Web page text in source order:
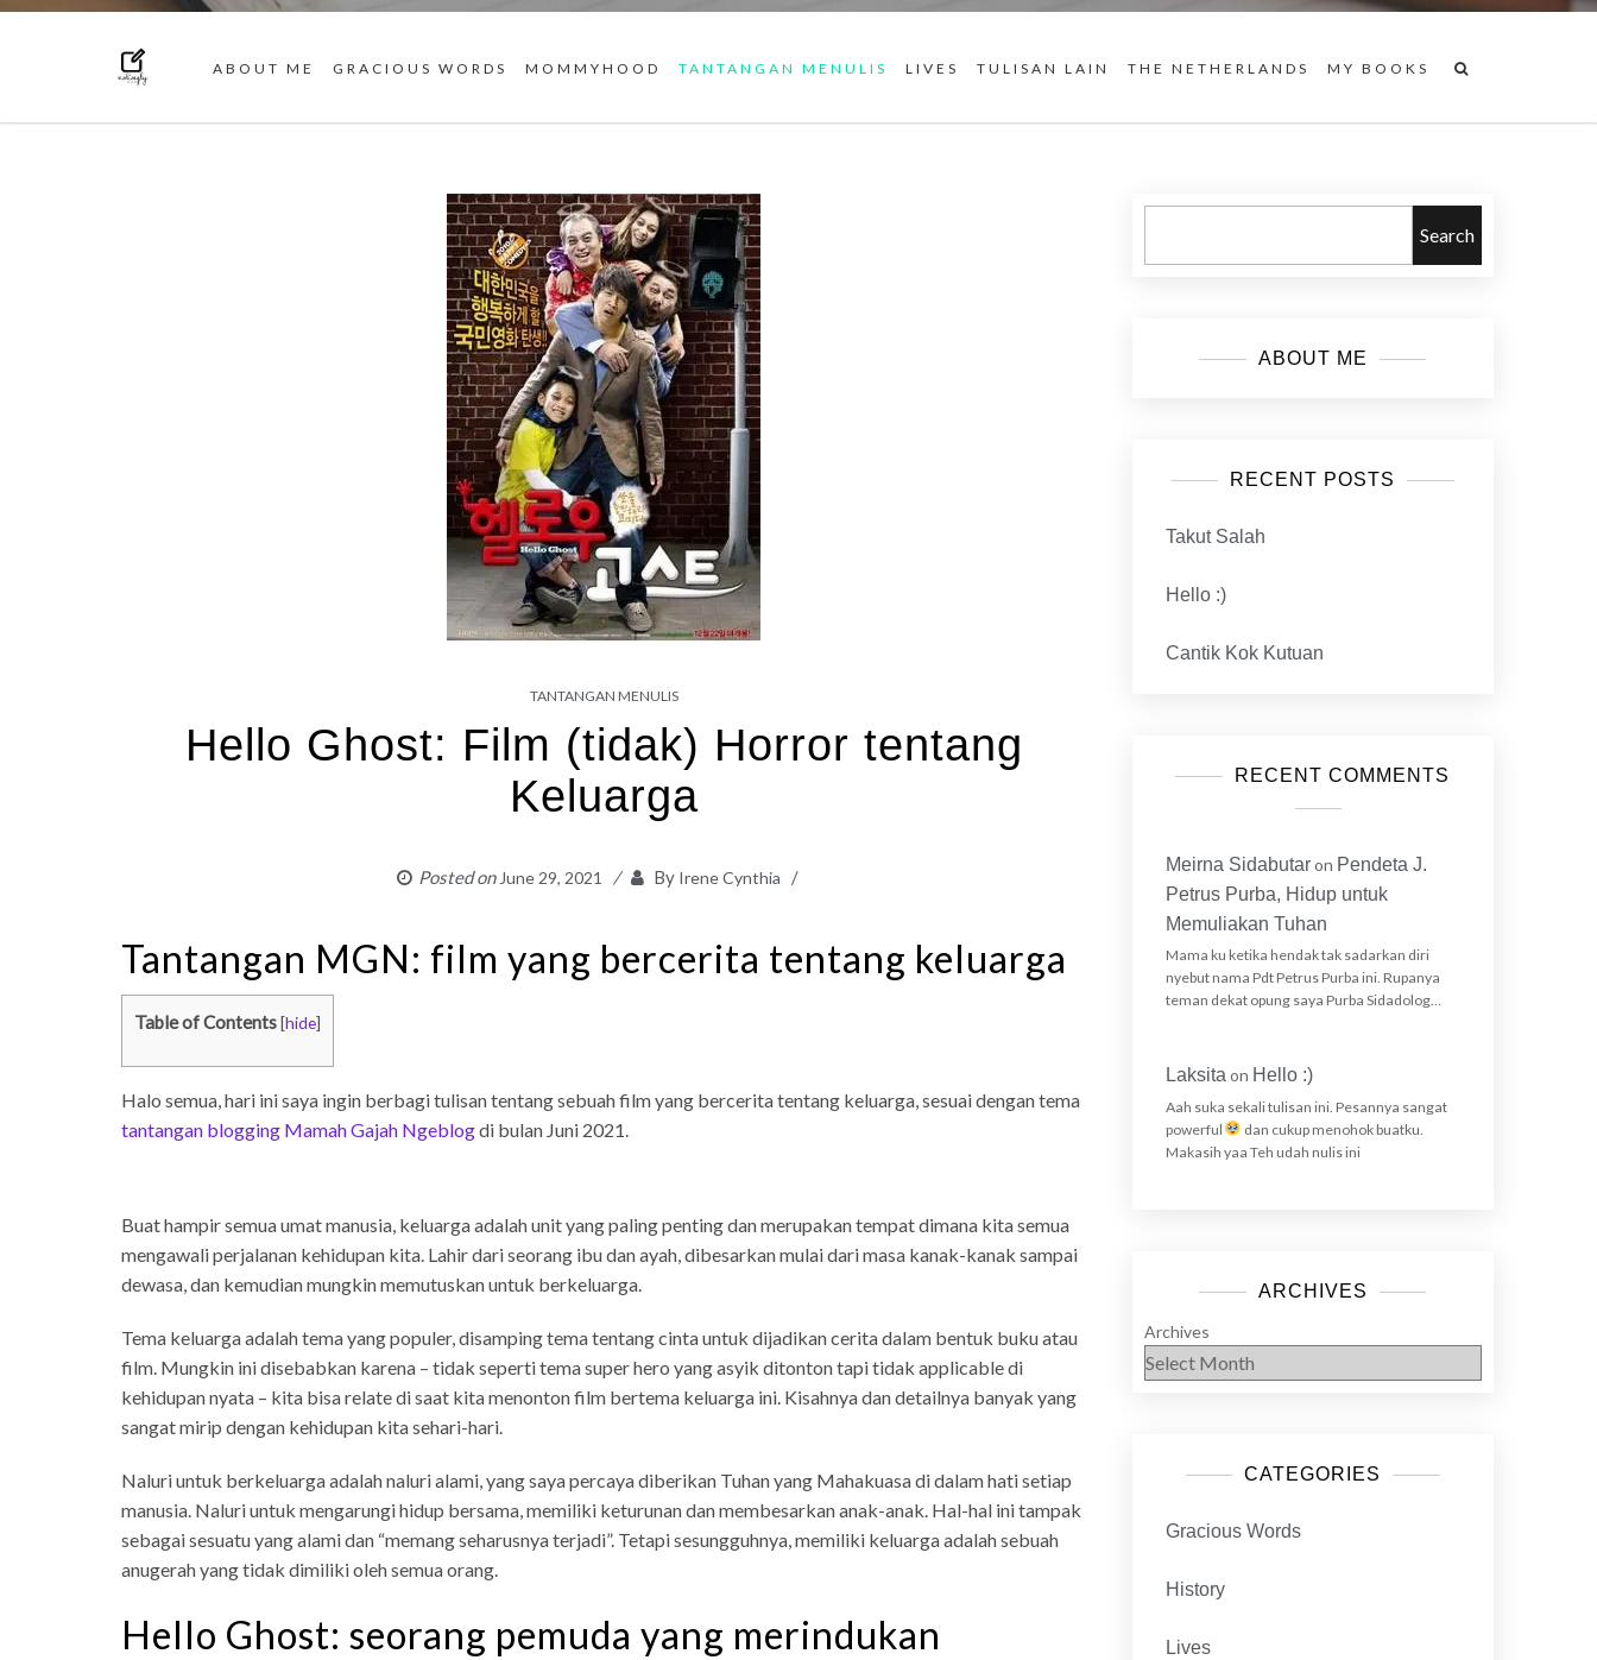
ABOUT ME GRACIOUS WORDS MOMMYHOOD TANTANGAN MENULIS LIVES TULISAN LAIN THE NETHERLANDS MY BOOKS
TANTANGAN MENULIS
Hello Ghost: Film (tidak) Horror tentang
Keluarga
Posted on June 29, 2021 By Irene Cynthia
Tantangan MGN: film yang bercerita tentang keluarga
Table of Contents[hide]
Halo semua, hari ini saya ingin berbagi tulisan tentang sebuah film yang bercerita tentang keluarga, sesuai dengan tema
tantangan blogging Mamah Gajah Ngeblogdi bulan Juni 2021.
Buat hampir semua umat manusia, keluarga adalah unit yang paling penting dan merupakan tempat dimana kita semua
mengawali perjalanan kehidupan kita. Lahir dari seorang ibu dan ayah, dibesarkan mulai dari masa kanak-kanak sampai
dewasa, dan kemudian mungkin memutuskan untuk berkeluarga.
Tema keluarga adalah tema yang populer, disamping tema tentang cinta untuk dijadikan cerita dalam bentuk buku atau
film. Mungkin ini disebabkan karena – tidak seperti tema super hero yang asyik ditonton tapi tidak applicable di
kehidupan nyata – kita bisa relate di saat kita menonton film bertema keluarga ini. Kisahnya dan detailnya banyak yang
sangat mirip dengan kehidupan kita sehari-hari.
Naluri untuk berkeluarga adalah naluri alami, yang saya percaya diberikan Tuhan yang Mahakuasa di dalam hati setiap
manusia. Naluri untuk mengarungi hidup bersama, memiliki keturunan dan membesarkan anak-anak. Hal-hal ini tampak
sebagai sesuatu yang alami dan “memang seharusnya terjadi”. Tetapi sesungguhnya, memiliki keluarga adalah sebuah
anugerah yang tidak dimiliki oleh semua orang.
Hello Ghost: seorang pemuda yang merindukan
Search
ABOUT ME
RECENT POSTS
Takut Salah
Hello :)
Cantik Kok Kutuan
RECENT COMMENTS
Meirna Sidabutaron Pendeta J.
Petrus Purba, Hidup untuk
Memuliakan Tuhan
Mama ku ketika hendak tak sadarkan diri
nyebut nama Pdt Petrus Purba ini. Rupanya
teman dekat opung saya Purba Sidadolog…
Laksita on Hello :)
Aah suka sekali tulisan ini. Pesannya sangat
powerful
dan cukup menohok buatku.
Makasih yaa Teh udah nulis ini
ARCHIVES
Archives
CATEGORIES
Gracious Words
History
Lives